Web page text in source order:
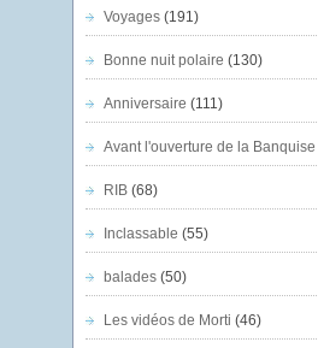
Voyages(191)
Bonne nuit polaire (130)
Anniversaire (111)
Avant l'ouverture de la Banquise
RIB(68)
Inclassable (55)
balades(50)
Les vidéos de Morti (46)